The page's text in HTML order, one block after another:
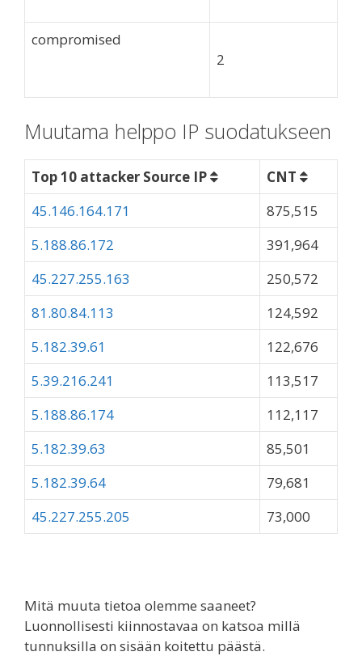
compromised
2
Muutama helppo IP suodatukseen
Top 10 attacker Source IP
CNT
45.146.164.171
875,515
5.188.86.172
391,964
45.227.255.163
250,572
81.80.84.113
124,592
5.182.39.61
122,676
5.39.216.241
113,517
5.188.86.174
112,117
5.182.39.63
85,501
5.182.39.64
79,681
45.227.255.205
73,000
Mitä muuta tietoa olemme saaneet?
Luonnollisesti kiinnostavaa on katsoa millä
tunnuksilla on sisään koitettu päästä.